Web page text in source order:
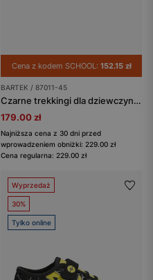
Cena z kodem SCHOOL: 152.15 zł
BARTEK / 87011-45
Czarne trekkingi dla dziewczynki z różowymi podeszwami BARTEK 87011-45
179.00 zł
Najniższa cena z 30 dni przed
wprowadzeniem obniżki: 229.00 zł
Cena regularna: 229.00 zł
Wyprzedaż
30%
Tylko online